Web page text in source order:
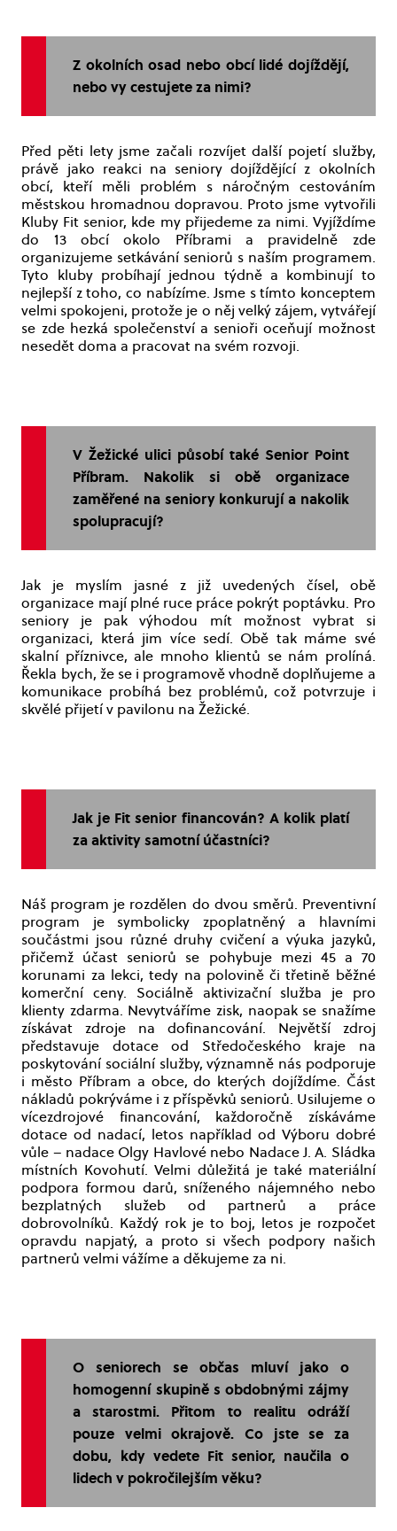
Z okolních osad nebo obcí lidé dojíždějí,
nebo vy cestujete za nimi?
Před pěti lety jsme začali rozvíjet další pojetí služby,
právě jako reakci na seniory dojíždějící z okolních
obcí, kteří měli problém s náročným cestováním
městskou hromadnou dopravou. Proto jsme vytvořili
Kluby Fit senior, kde my přijedeme za nimi. Vyjíždíme
do 13 obcí okolo Příbrami a pravidelně zde
organizujeme setkávání seniorů s naším programem.
Tyto kluby probíhají jednou týdně a kombinují to
nejlepší z toho, co nabízíme. Jsme s tímto konceptem
velmi spokojeni, protože je o něj velký zájem, vytvářejí
se zde hezká společenství a senioři oceňují možnost
nesedět doma a pracovat na svém rozvoji.
V Žežické ulici působí také Senior Point
Příbram. Nakolik si obě organizace
zaměřené na seniory konkurují a nakolik
spolupracují?
Jak je myslím jasné z již uvedených čísel, obě
organizace mají plné ruce práce pokrýt poptávku. Pro
seniory je pak výhodou mít možnost vybrat si
organizaci, která jim více sedí. Obě tak máme své
skalní příznivce, ale mnoho klientů se nám prolíná.
Řekla bych, že se i programově vhodně doplňujeme a
komunikace probíhá bez problémů, což potvrzuje i
skvělé přijetí v pavilonu na Žežické.
Jak je Fit senior financován? A kolik platí
za aktivity samotní účastníci?
Náš program je rozdělen do dvou směrů. Preventivní
program je symbolicky zpoplatněný a hlavními
součástmi jsou různé druhy cvičení a výuka jazyků,
přičemž účast seniorů se pohybuje mezi 45 a 70
korunami za lekci, tedy na polovině či třetině běžné
komerční ceny. Sociálně aktivizační služba je pro
klienty zdarma. Nevytváříme zisk, naopak se snažíme
získávat zdroje na dofinancování. Největší zdroj
představuje dotace od Středočeského kraje na
poskytování sociální služby, významně nás podporuje
i město Příbram a obce, do kterých dojíždíme. Část
nákladů pokrýváme i z příspěvků seniorů. Usilujeme o
vícezdrojové financování, každoročně získáváme
dotace od nadací, letos například od Výboru dobré
vůle – nadace Olgy Havlové nebo Nadace J. A. Sládka
místních Kovohutí. Velmi důležitá je také materiální
podpora formou darů, sníženého nájemného nebo
bezplatných služeb od partnerů a práce
dobrovolníků. Každý rok je to boj, letos je rozpočet
opravdu napjatý, a proto si všech podpory našich
partnerů velmi vážíme a děkujeme za ni.
O seniorech se občas mluví jako o
homogenní skupině s obdobnými zájmy
a starostmi. Přitom to realitu odráží
pouze velmi okrajově. Co jste se za
dobu, kdy vedete Fit senior, naučila o
lidech v pokročilejším věku?